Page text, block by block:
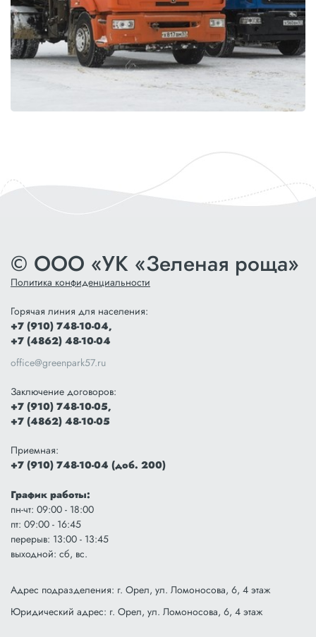
© ООО «УК «Зеленая роща»
Политика конфиденциальности
Горячая линия для населения:
+7 (910) 748-10-04,
+7 (4862) 48-10-04
office@greenpark57.ru
Заключение договоров:
+7 (910) 748-10-05,
+7 (4862) 48-10-05
Приемная:
+7 (910) 748-10-04 (доб. 200)
График работы:
пн-чт: 09:00 - 18:00
пт: 09:00 - 16:45
перерыв: 13:00 - 13:45
выходной: сб, вс.
Адрес подразделения: г. Орел, ул. Ломоносова, 6, 4 этаж
Юридический адрес: г. Орел, ул. Ломоносова, 6, 4 этаж